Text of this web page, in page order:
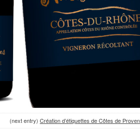
(next entry) Création d’étiquettes de Côtes de